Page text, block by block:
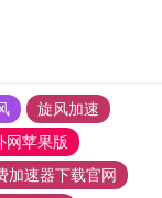
旋风加速
网苹果版
加速器下载官网